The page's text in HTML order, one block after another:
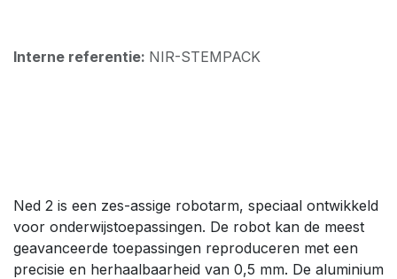
Interne referentie: NIR-STEMPACK
Ned 2 is een zes-assige robotarm, speciaal ontwikkeld
voor onderwijstoepassingen. De robot kan de meest
geavanceerde toepassingen reproduceren met een
precisie en herhaalbaarheid van 0,5 mm. De aluminium